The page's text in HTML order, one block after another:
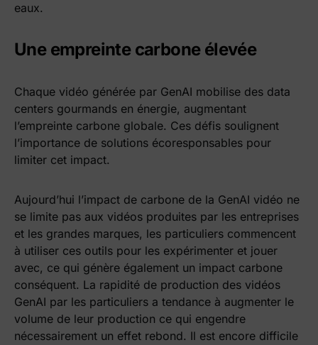
eaux.
Une empreinte carbone élevée
Chaque vidéo générée par GenAI mobilise des data
centers gourmands en énergie, augmentant
l’empreinte carbone globale. Ces défis soulignent
l’importance de solutions écoresponsables pour
limiter cet impact.
Aujourd’hui l’impact de carbone de la GenAI vidéo ne
se limite pas aux vidéos produites par les entreprises
et les grandes marques, les particuliers commencent
à utiliser ces outils pour les expérimenter et jouer
avec, ce qui génère également un impact carbone
conséquent. La rapidité de production des vidéos
GenAI par les particuliers a tendance à augmenter le
volume de leur production ce qui engendre
nécessairement un effet rebond. Il est encore difficile